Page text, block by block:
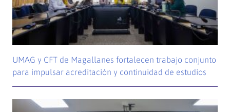
UMAG y CFT de Magallanes fortalecen trabajo conjunto
para impulsar acreditación y continuidad de estudios